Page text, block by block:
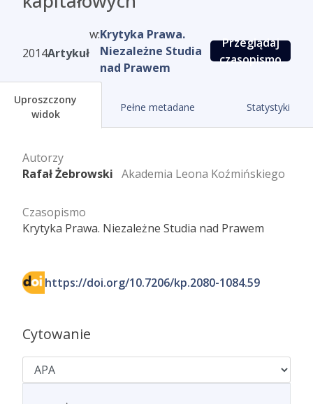
2014Artykuł
w:Krytyka Prawa.
Niezależne Studia
nad Prawem
Przeglądaj
czasopismo
Uproszczony
widok
Pełne metadane Statystyki
Autorzy
Rafał Żebrowski Akademia Leona Koźmińskiego
Czasopismo
Krytyka Prawa. Niezależne Studia nad Prawem
https://doi.org/10.7206/kp.2080-1084.59
Cytowanie